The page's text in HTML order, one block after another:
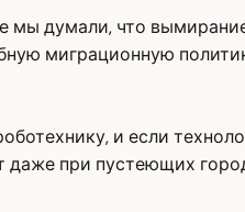
мы думали, что
миграционную
и если
даже при пустеющих